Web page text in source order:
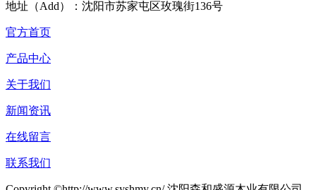
地址（Add）：沈阳市苏家屯区玫瑰街136号
官方首页
产品中心
关于我们
新闻资讯
在线留言
联系我们